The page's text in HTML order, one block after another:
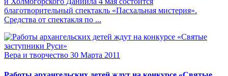
благотворительный спектакль «Пасхальная мистерия».
Средства от спектакля по ...
Вера и творчество 30 Марта 2011